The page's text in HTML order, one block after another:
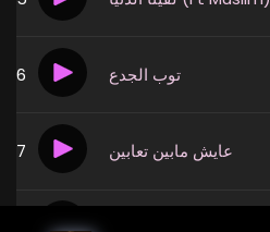
6 توب الجدع
7 عايش مابين تعابين